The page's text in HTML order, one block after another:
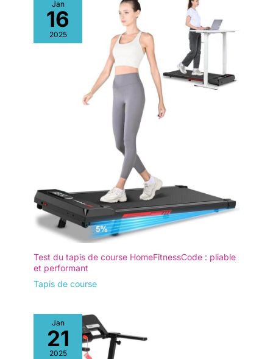
ainsi de maintenir votre routine
sportive tout en travaillant, en
regardant la télévision ou en
vous relaxant chez vous. Le
tapis de marche compact
indispensable. 【Facile à
ranger】: Grâce à ses roulettes
intégrées, vous pouvez le
déplacer sans effort vers le
bureau, la chambre ou toute
autre pièce. Son encombrement
réduit permet une installation
Jan
16
2025
Test du tapis de course HomeFitnessCode : pliable
et performant
Tapis de course
Jan
21
2025